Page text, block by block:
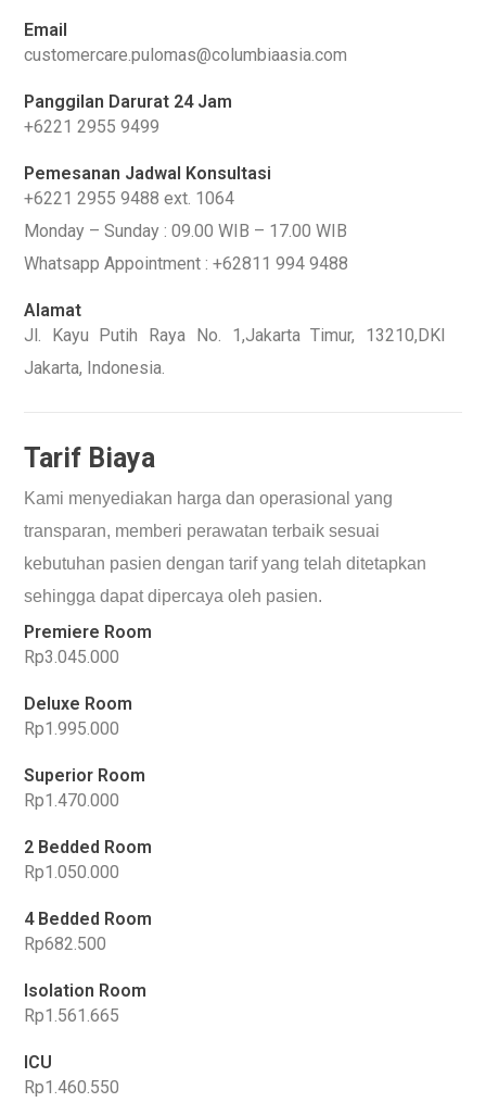
Email
customercare.pulomas@columbiaasia.com
Panggilan Darurat 24 Jam
+6221 2955 9499
Pemesanan Jadwal Konsultasi
+6221 2955 9488 ext. 1064
Monday – Sunday : 09.00 WIB – 17.00 WIB
Whatsapp Appointment : +62811 994 9488
Alamat
Jl. Kayu Putih Raya No. 1,Jakarta Timur, 13210,DKI
Jakarta, Indonesia.
Tarif Biaya
Kami menyediakan harga dan operasional yang
transparan, memberi perawatan terbaik sesuai
kebutuhan pasien dengan tarif yang telah ditetapkan
sehingga dapat dipercaya oleh pasien.
Premiere Room
Rp3.045.000
Deluxe Room
Rp1.995.000
Superior Room
Rp1.470.000
2 Bedded Room
Rp1.050.000
4 Bedded Room
Rp682.500
Isolation Room
Rp1.561.665
ICU
Rp1.460.550